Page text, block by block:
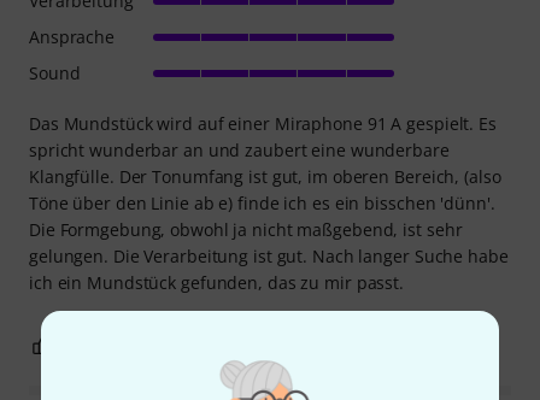
Das Mundstück wird auf einer Miraphone 91 A gespielt. Es
spricht wunderbar an und zaubert eine wunderbare
Klangfülle. Der Tonumfang ist gut, im oberen Bereich, (also
Töne über den Linie ab e) finde ich es ein bisschen 'dünn'.
Die Formgebung, obwohl ja nicht maßgebend, ist sehr
gelungen. Die Verarbeitung ist gut. Nach langer Suche habe
ich ein Mundstück gefunden, das zu mir passt.
Ansprache
Sound